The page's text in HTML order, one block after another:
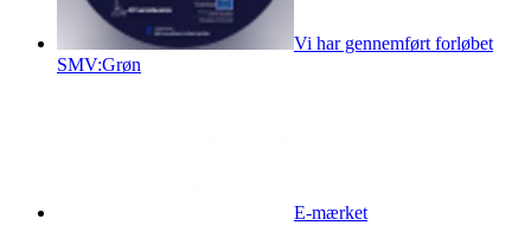
Vi har gennemført forløbet
SMV:Grøn
E-mærket